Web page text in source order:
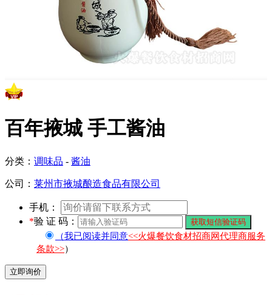
百年掖城 手工酱油
分类： 调味品 - 酱油
公司： 莱州市掖城酿造食品有限公司
手机：
*验 证 码：
（我已阅读并同意<<火爆餐饮食材招商网代理商服务
条款>>）